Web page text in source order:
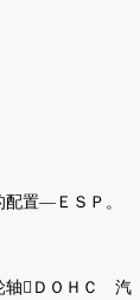
置—ＥＳＰ。
轴ＤＯＨＣ 汽